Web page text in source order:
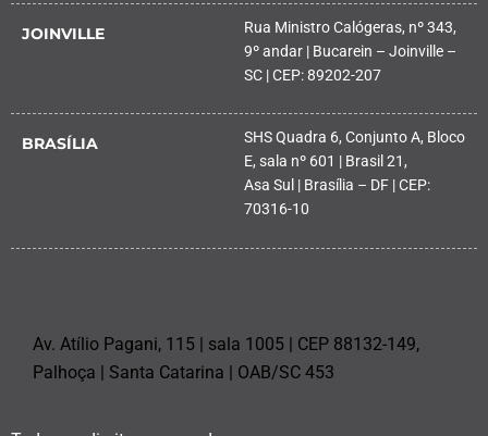
JOINVILLE
Rua Ministro Calógeras, nº 343,
9º andar | Bucarein – Joinville –
SC | CEP: 89202-207
BRASÍLIA
SHS Quadra 6, Conjunto A, Bloco
E, sala nº 601 | Brasil 21,
Asa Sul | Brasília – DF | CEP:
70316-10
Av. Atílio Pagani, 115 | sala 1005 | CEP 88132-149,
Palhoça | Santa Catarina | OAB/SC 453